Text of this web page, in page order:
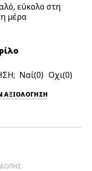
εύκολο στη
μέρα
0 0
ΑΥΤΉΝ ΤΗΝ ΑΞΙΟΛΟΓΗΣΗ